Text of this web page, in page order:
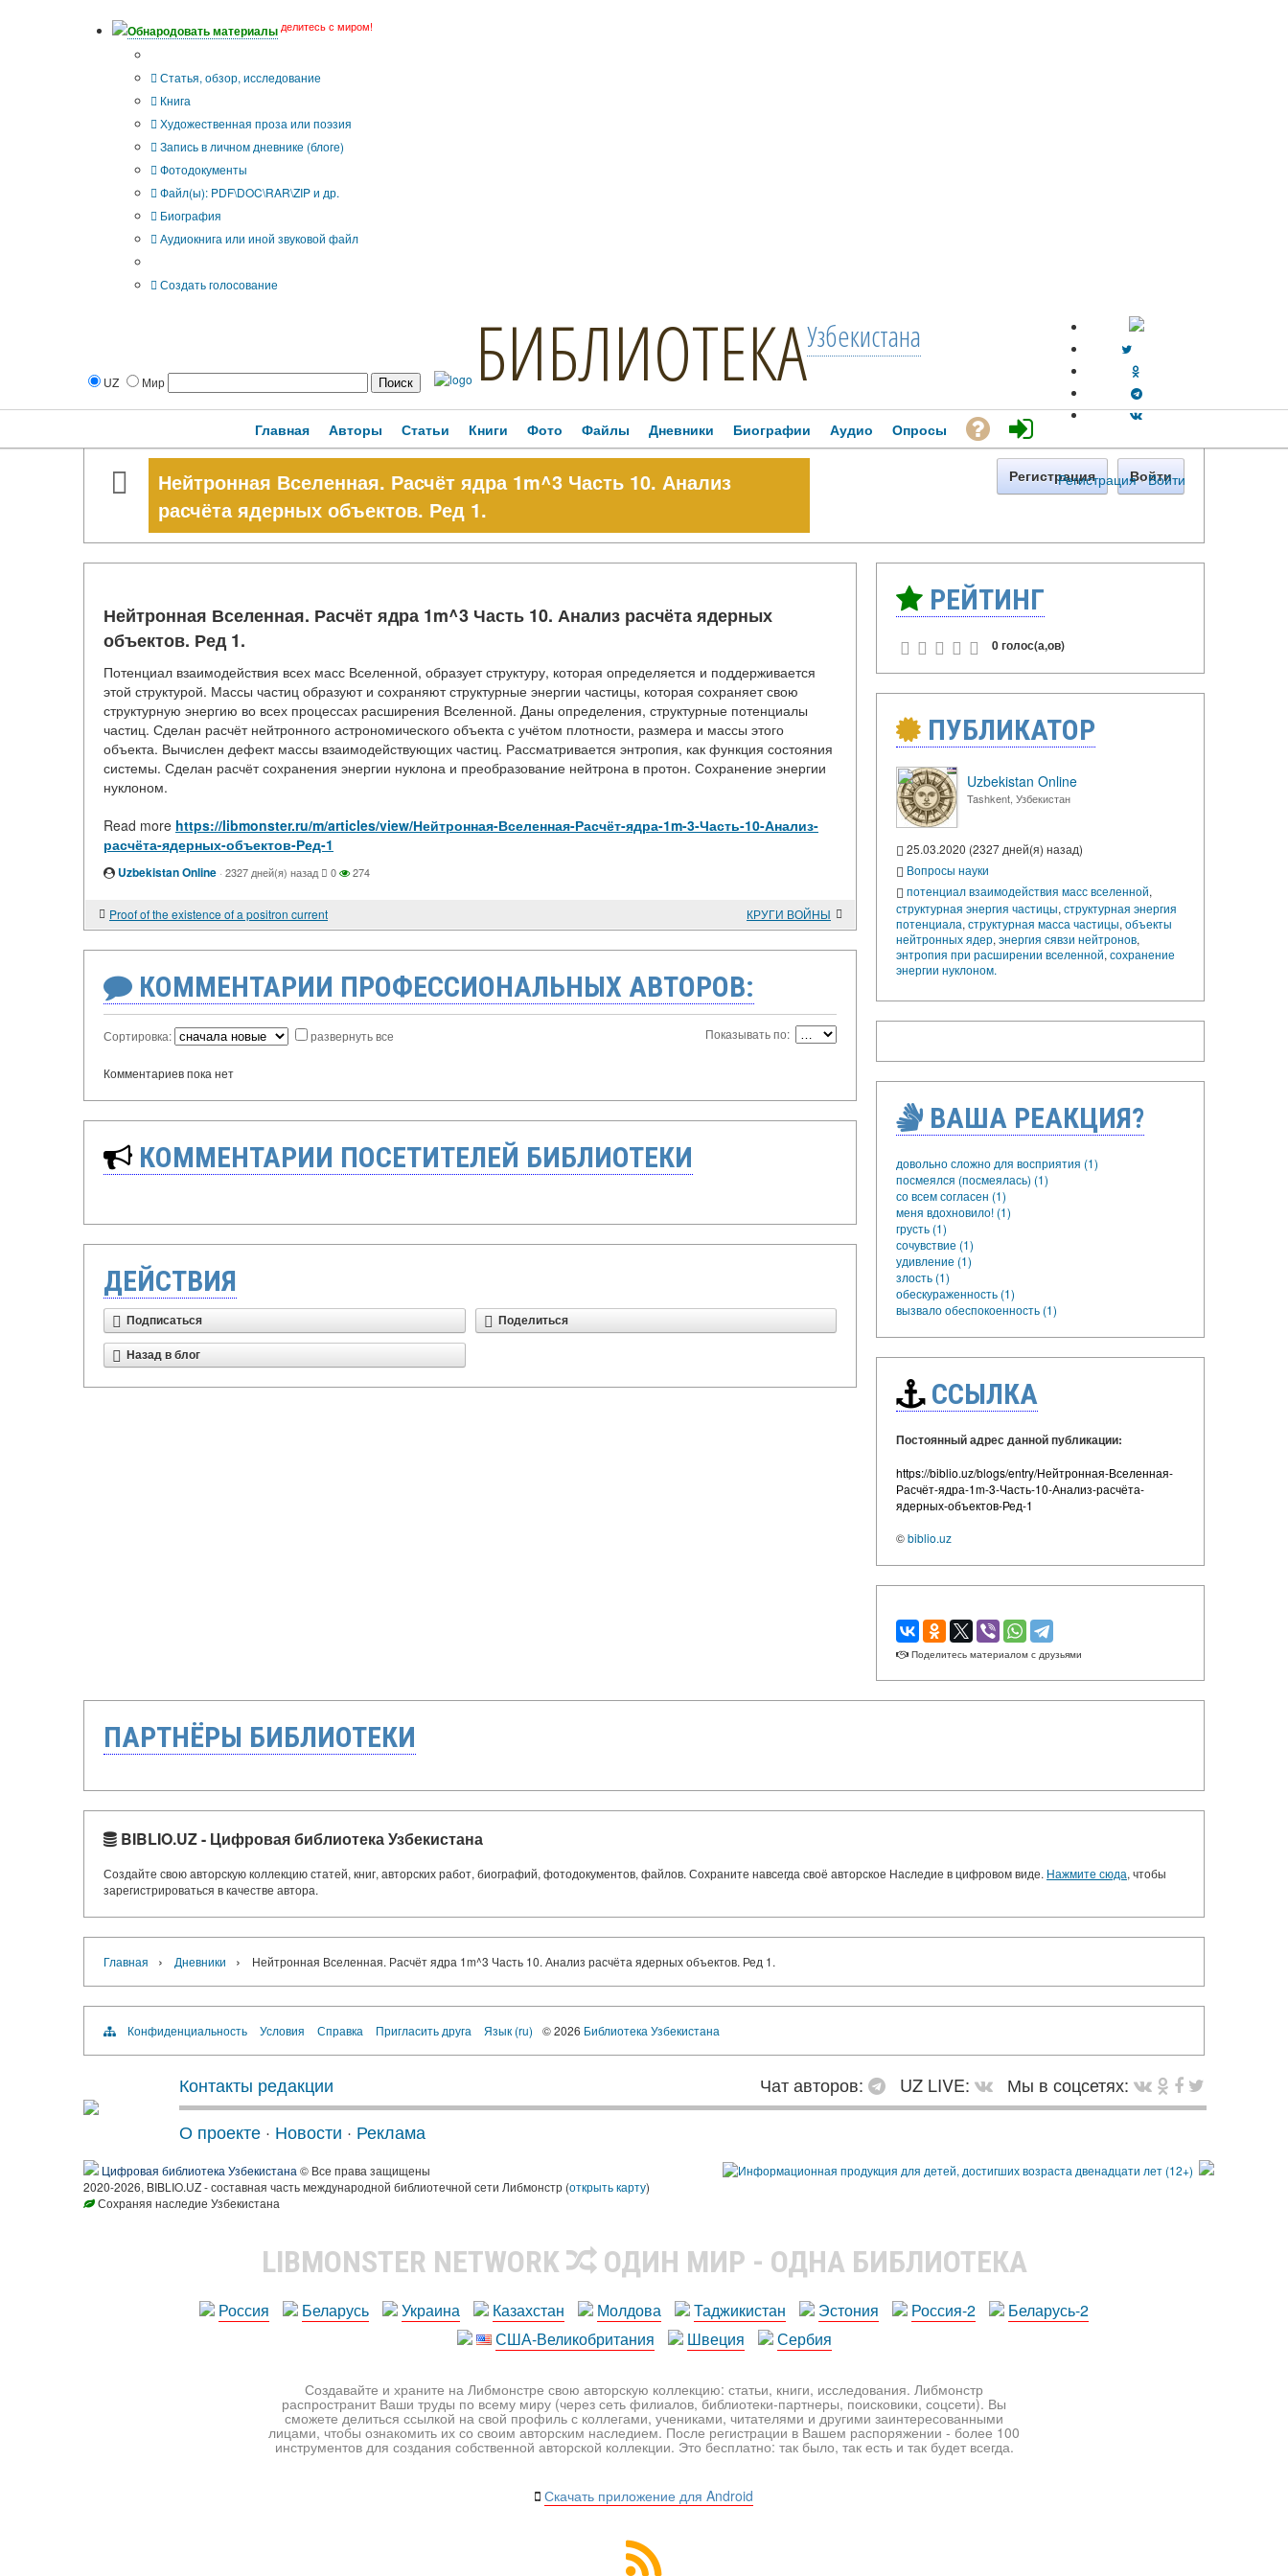
Обнародовать материалы делитесь с миром!
Статья, обзор, исследование
Книга
Художественная проза или поэзия
Запись в личном дневнике (блоге)
Фотодокументы
Файл(ы): PDF\DOC\RAR\ZIP и др.
Биография
Аудиокнига или иной звуковой файл
Создать голосование
UZ Мир БИБЛИОТЕКАУзбекистана
Регистрация · Войти
Главная Авторы Статьи Книги Фото Файлы Дневники Биографии Аудио Опросы
Нейтронная Вселенная. Расчёт ядра 1m^3 Часть 10. Анализ
расчёта ядерных объектов. Ред 1.
Регистрация Войти
Нейтронная Вселенная. Расчёт ядра 1m^3 Часть 10. Анализ расчёта ядерных
объектов. Ред 1.
Потенциал взаимодействия всех масс Вселенной, образует структуру, которая определяется и поддерживается
этой структурой. Массы частиц образуют и сохраняют структурные энергии частицы, которая сохраняет свою
структурную энергию во всех процессах расширения Вселенной. Даны определения, структурные потенциалы
частиц. Сделан расчёт нейтронного астрономического объекта с учётом плотности, размера и массы этого
объекта. Вычислен дефект массы взаимодействующих частиц. Рассматривается энтропия, как функция состояния
системы. Сделан расчёт сохранения энергии нуклона и преобразование нейтрона в протон. Сохранение энергии
нуклоном.
Read more https://libmonster.ru/m/articles/view/Нейтронная-Вселенная-Расчёт-ядра-1m-3-Часть-10-Анализ-
расчёта-ядерных-объектов-Ред-1
Uzbekistan Online · 2327 дней(я) назад 0 274
Proof of the existence of a positron current КРУГИ ВОЙНЫ
КОММЕНТАРИИ ПРОФЕССИОНАЛЬНЫХ АВТОРОВ:
Сортировка: развернуть все Показывать по:
Комментариев пока нет
КОММЕНТАРИИ ПОСЕТИТЕЛЕЙ БИБЛИОТЕКИ
ДЕЙСТВИЯ
Подписаться Поделиться
Назад в блог
РЕЙТИНГ
0 голос(а,ов)
ПУБЛИКАТОР
Uzbekistan Online
Tashkent, Узбекистан
25.03.2020 (2327 дней(я) назад)
Вопросы науки
потенциал взаимодействия масс вселенной,
структурная энергия частицы, структурная энергия
потенциала, структурная масса частицы, объекты
нейтронных ядер, энергия сявзи нейтронов,
энтропия при расширении вселенной, сохранение
энергии нуклоном.
ВАША РЕАКЦИЯ?
довольно сложно для восприятия (1)
посмеялся (посмеялась) (1)
со всем согласен (1)
меня вдохновило! (1)
грусть (1)
сочувствие (1)
удивление (1)
злость (1)
обескураженность (1)
вызвало обеспокоенность (1)
ССЫЛКА
Постоянный адрес данной публикации:
https://biblio.uz/blogs/entry/Нейтронная-Вселенная-
Расчёт-ядра-1m-3-Часть-10-Анализ-расчёта-
ядерных-объектов-Ред-1
©biblio.uz
Поделитесь материалом с друзьями
ПАРТНЁРЫ БИБЛИОТЕКИ
BIBLIO.UZ - Цифровая библиотека Узбекистана
Создайте свою авторскую коллекцию статей, книг, авторских работ, биографий, фотодокументов, файлов. Сохраните навсегда своё авторское Наследие в цифровом виде. Нажмите сюда, чтобы
зарегистрироваться в качестве автора.
Главная › Дневники › Нейтронная Вселенная. Расчёт ядра 1m^3 Часть 10. Анализ расчёта ядерных объектов. Ред 1.
Конфиденциальность Условия Справка Пригласить друга Язык (ru) © 2026 Библиотека Узбекистана
Контакты редакции Чат авторов: UZ LIVE:
Мы в соцсетях:
О проекте · Новости · Реклама
Цифровая библиотека Узбекистана © Все права защищены
2020-2026, BIBLIO.UZ - составная часть международной библиотечной сети Либмонстр (открыть карту)
Сохраняя наследие Узбекистана
LIBMONSTER NETWORK ОДИН МИР - ОДНА БИБЛИОТЕКА
Россия Беларусь Украина Казахстан Молдова Таджикистан Эстония Россия-2
Беларусь-2
США-Великобритания
Швеция Сербия
Создавайте и храните на Либмонстре свою авторскую коллекцию: статьи, книги, исследования. Либмонстр
распространит Ваши труды по всему миру (через сеть филиалов, библиотеки-партнеры, поисковики, соцсети). Вы
сможете делиться ссылкой на свой профиль с коллегами, учениками, читателями и другими заинтересованными
лицами, чтобы ознакомить их со своим авторским наследием. После регистрации в Вашем распоряжении - более 100
инструментов для создания собственной авторской коллекции. Это бесплатно: так было, так есть и так будет всегда.
Скачать приложение для Android